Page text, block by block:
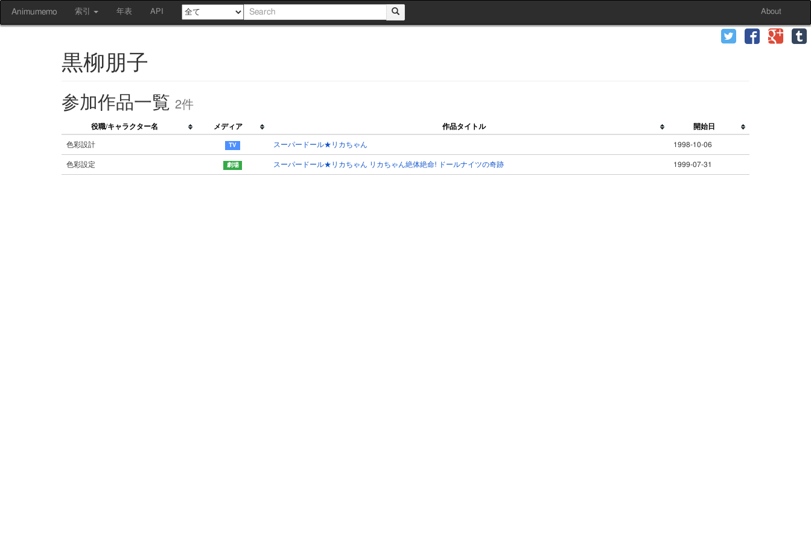
Animumemo 索引 年表 API About
黒柳朋子
参加作品一覧 2件
役職/キャラクター名 メディア 作品タイトル 開始日
色彩設計 スーパードール★リカちゃん 1998-10-06
色彩設定 スーパードール★リカちゃん リカちゃん絶体絶命! ドールナイツの奇跡 1999-07-31